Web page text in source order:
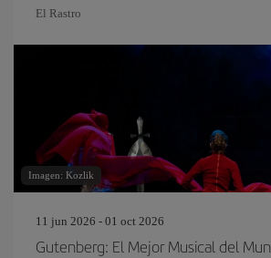
El Rastro
Imagen: Kozlik
11 jun 2026 - 01 oct 2026
Gutenberg: El Mejor Musical del